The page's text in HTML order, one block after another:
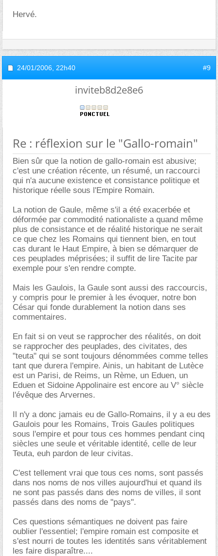
Hervé.
24/01/2006, 22h40 #9
inviteb8d2e8e6
Re : réflexion sur le "Gallo-romain"
Bien sûr que la notion de gallo-romain est abusive;
c'est une création récente, un résumé, un raccourci
qui n'a aucune existence et consistance politique et
historique réelle sous l'Empire Romain.
La notion de Gaule, même s'il a été exacerbée et
déformée par commodité nationaliste a quand même
plus de consistance et de réalité historique ne serait
ce que chez les Romains qui tiennent bien, en tout
cas durant le Haut Empire, à bien se démarquer de
ces peuplades méprisées; il suffit de lire Tacite par
exemple pour s'en rendre compte.
Mais les Gaulois, la Gaule sont aussi des raccourcis,
y compris pour le premier à les évoquer, notre bon
César qui fonde durablement la notion dans ses
commentaires.
En fait si on veut se rapprocher des réalités, on doit
se rapprocher des peuplades, des civitates, des
"teuta" qui se sont toujours dénommées comme telles
tant que durera l'empire. Ainis, un habitant de Lutèce
est un Parisi, de Reims, un Rème, un Eduen, un
Eduen et Sidoine Appolinaire est encore au V° siècle
l'évêque des Arvernes.
Il n'y a donc jamais eu de Gallo-Romains, il y a eu des
Gaulois pour les Romains, Trois Gaules politiques
sous l'empire et pour tous ces hommes pendant cinq
siècles une seule et véritable identité, celle de leur
Teuta, euh pardon de leur civitas.
C'est tellement vrai que tous ces noms, sont passés
dans nos noms de nos villes aujourd'hui et quand ils
ne sont pas passés dans des noms de villes, il sont
passés dans des noms de "pays".
Ces questions sémantiques ne doivent pas faire
oublier l'essentiel; l'empire romain est composite et
s'est nourri de toutes les identités sans véritablement
les faire disparaître....